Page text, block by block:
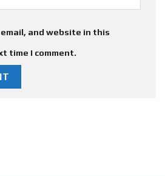
email, and website in this
time I comment.